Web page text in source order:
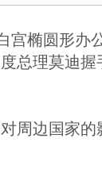
宫椭圆形办
总理莫迪
周边国家